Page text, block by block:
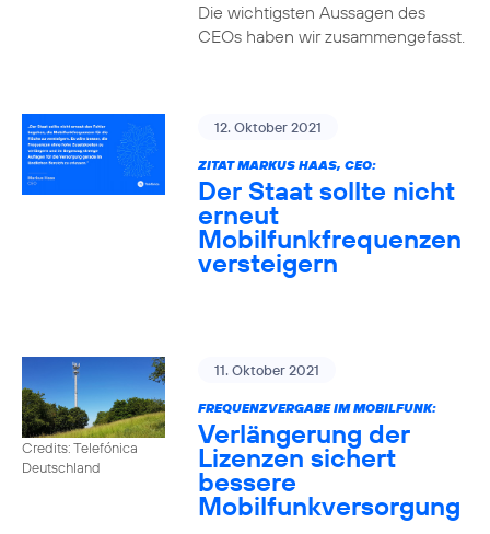
Die wichtigsten Aussagen des
CEOs haben wir zusammengefasst.
12. Oktober 2021
ZITAT MARKUS HAAS, CEO:
Der Staat sollte nicht
erneut
Mobilfunkfrequenzen
versteigern
Credits: Telefónica
Deutschland
11. Oktober 2021
FREQUENZVERGABE IM MOBILFUNK:
Verlängerung der
Lizenzen sichert
bessere
Mobilfunkversorgung